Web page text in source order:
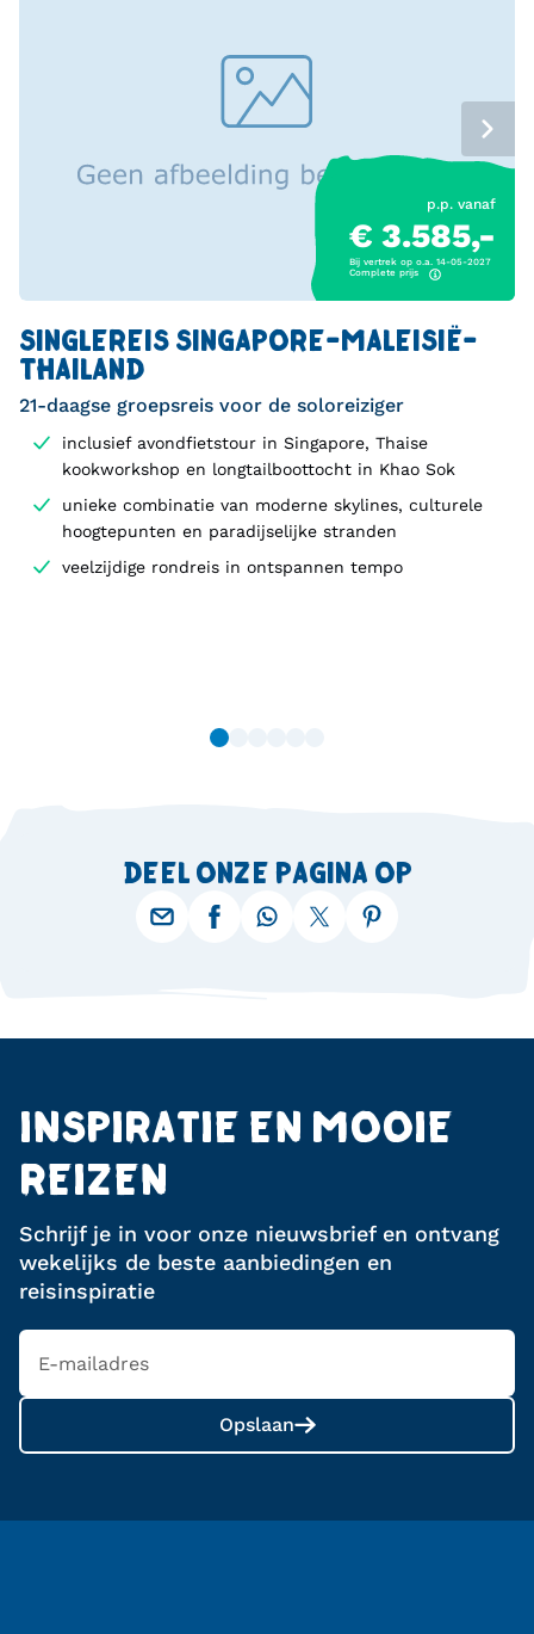
Bij vertrek op o.a. 14-05-2027
Complete prijs
p.p. vanaf
€ 3.585,-
SINGLEREIS SINGAPORE-MALEISIË-
THAILAND
21-daagse groepsreis voor de soloreiziger
inclusief avondfietstour in Singapore, Thaise
kookworkshop en longtailboottocht in Khao Sok
unieke combinatie van moderne skylines, culturele
hoogtepunten en paradijselijke stranden
veelzijdige rondreis in ontspannen tempo
DEEL ONZE PAGINA OP
INSPIRATIE EN MOOIE
REIZEN
Schrijf je in voor onze nieuwsbrief en ontvang
wekelijks de beste aanbiedingen en
reisinspiratie
Opslaan